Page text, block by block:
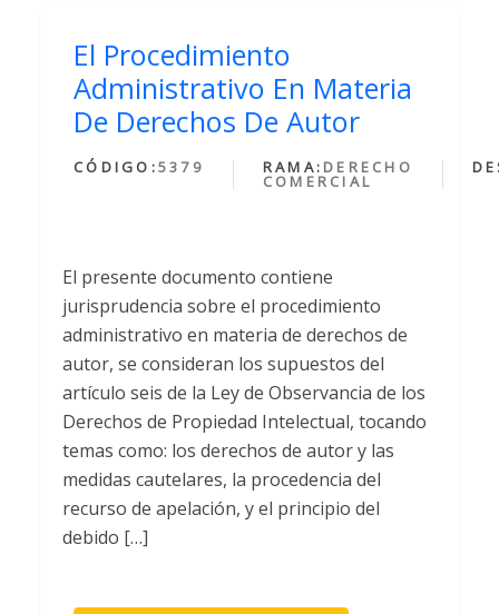
El Procedimiento
Administrativo En Materia
De Derechos De Autor
CÓDIGO:5379 RAMA: DERECHO
COMERCIAL
El presente documento contiene
jurisprudencia sobre el procedimiento
administrativo en materia de derechos de
autor, se consideran los supuestos del
artículo seis de la Ley de Observancia de los
Derechos de Propiedad Intelectual, tocando
temas como: los derechos de autor y las
medidas cautelares, la procedencia del
recurso de apelación, y el principio del
debido […]